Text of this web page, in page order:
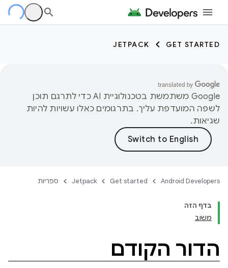
GET STARTED
JETPACK
‫Google משתמשת בטכנולוגיית AI כדי לתרגם תוכן
לשפה המועדפת עליך. בתרגומים כאלו עשויות להיות
שגיאות.
Android Developers
Get started
Jetpack ספריות
בדף הזה
משוב
הדור הקודם